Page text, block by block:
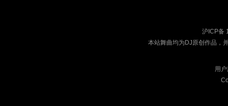
沪ICP备
本站舞曲均为DJ原创作品，
用